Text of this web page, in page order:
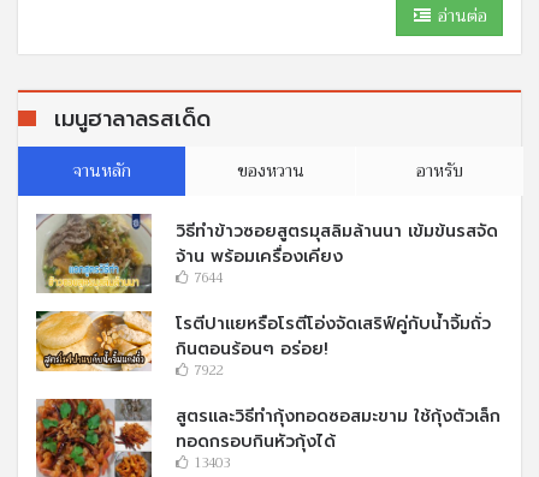
อ่านต่อ
เมนูฮาลาลรสเด็ด
จานหลัก ของหวาน อาหรับ
วิธีทำข้าวซอยสูตรมุสลิมล้านนา เข้มข้นรสจัด
จ้าน พร้อมเครื่องเคียง
7644
โรตีปาแยหรือโรตีโอ่งจัดเสริฟ์คู่กับนํ้าจิ้มถั่ว
กินตอนร้อนๆ อร่อย!
7922
สูตรและวิธีทำกุ้งทอดซอสมะขาม ใช้กุ้งตัวเล็ก
ทอดกรอบกินหัวกุ้งได้
13403